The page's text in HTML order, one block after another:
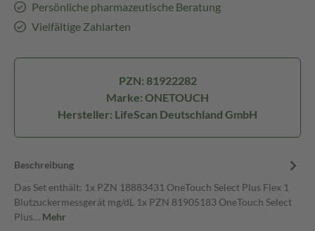
Persönliche pharmazeutische Beratung
Vielfältige Zahlarten
PZN: 81922282
Marke: ONETOUCH
Hersteller: LifeScan Deutschland GmbH
Beschreibung
Das Set enthält: 1x PZN 18883431 OneTouch Select Plus Flex 1
Blutzuckermessgerät mg/dL 1x PZN 81905183 OneTouch Select
Plus… Mehr